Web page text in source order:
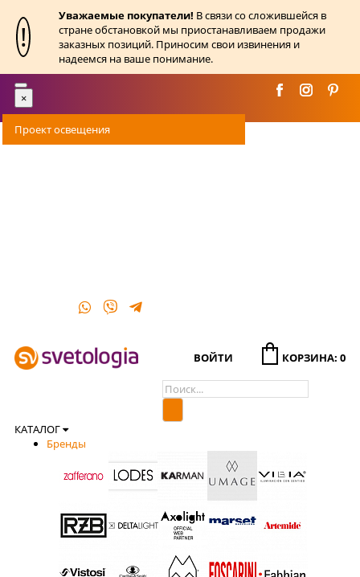
!
Уважаемые покупатели! В связи со сложившейся в
стране обстановкой мы приостанавливаем продажи
заказных позиций. Приносим свои извинения и
надеемся на ваше понимание.
Toggle
navigation
×
Проект освещения
ВОЙТИ КОРЗИНА: 0
КАТАЛОГ
Бренды